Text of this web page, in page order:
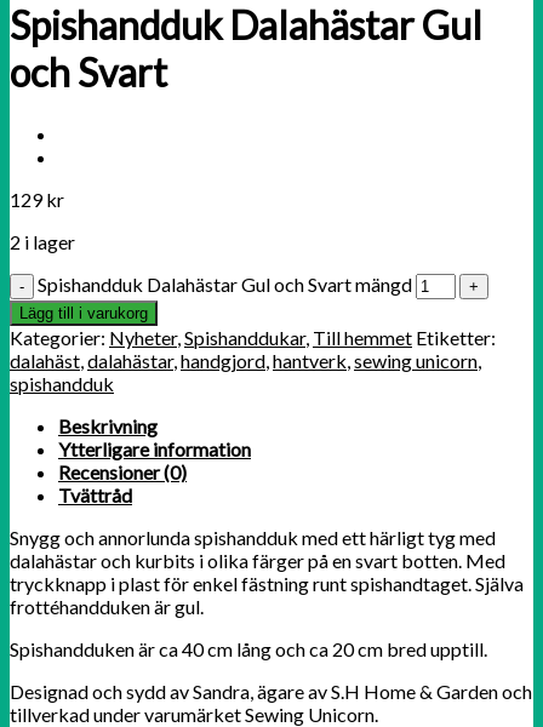
Spishandduk Dalahästar Gul
och Svart
129kr
2 i lager
Spishandduk Dalahästar Gul och Svart mängd
Lägg till i varukorg
Kategorier: Nyheter,Spishanddukar, Till hemmet Etiketter:
dalahäst,dalahästar,handgjord,hantverk,sewing unicorn,
spishandduk
Beskrivning
Ytterligare information
Recensioner (0)
Tvättråd
Snygg och annorlunda spishandduk med ett härligt tyg med
dalahästar och kurbits i olika färger på en svart botten. Med
tryckknapp i plast för enkel fästning runt spishandtaget. Själva
frottéhandduken är gul.
Spishandduken är ca 40 cm lång och ca 20 cm bred upptill.
Designad och sydd av Sandra, ägare av S.H Home & Garden och
tillverkad under varumärket Sewing Unicorn.